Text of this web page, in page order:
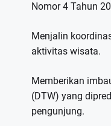
Nomor 4 Tahun
Menjalin
aktivitas wisata.
Memberikan
(DTW) yang
pengunjung.